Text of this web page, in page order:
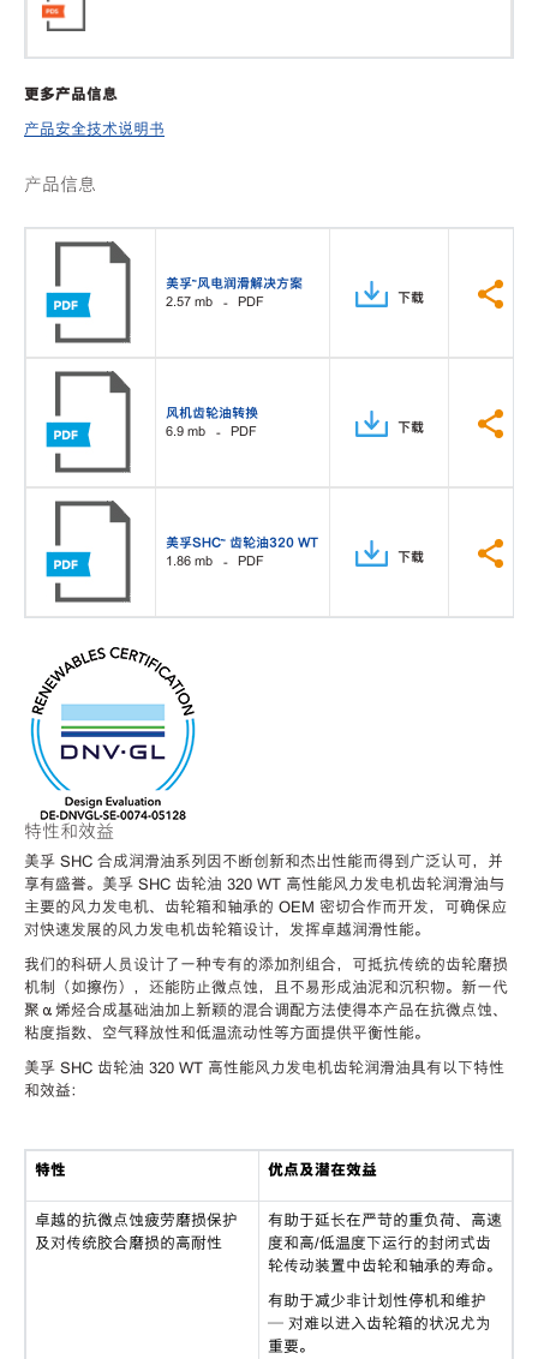
更多产品信息
产品安全技术说明书
产品信息
美孚™风电润滑解决方案
2.57 mb
PDF 下载
风机齿轮油转换
6.9 mb
PDF 下载
美孚SHC™ 齿轮油320 WT
1.86 mb
PDF 下载
特性和效益
美孚 SHC 合成润滑油系列因不断创新和杰出性能而得到广泛认可，并
享有盛誉。美孚 SHC 齿轮油 320 WT 高性能风力发电机齿轮润滑油与
主要的风力发电机、齿轮箱和轴承的 OEM 密切合作而开发，可确保应
对快速发展的风力发电机齿轮箱设计，发挥卓越润滑性能。
我们的科研人员设计了一种专有的添加剂组合，可抵抗传统的齿轮磨损
机制（如擦伤），还能防止微点蚀，且不易形成油泥和沉积物。新一代
聚α烯烃合成基础油加上新颖的混合调配方法使得本产品在抗微点蚀、
粘度指数、空气释放性和低温流动性等方面提供平衡性能。
美孚 SHC 齿轮油 320 WT 高性能风力发电机齿轮润滑油具有以下特性
和效益：
特性 优点及潜在效益
卓越的抗微点蚀疲劳磨损保护
及对传统胶合磨损的高耐性
有助于延长在严苛的重负荷、高速
度和高/低温度下运行的封闭式齿
轮传动装置中齿轮和轴承的寿命。
有助于减少非计划性停机和维护
— 对难以进入齿轮箱的状况尤为
重要。